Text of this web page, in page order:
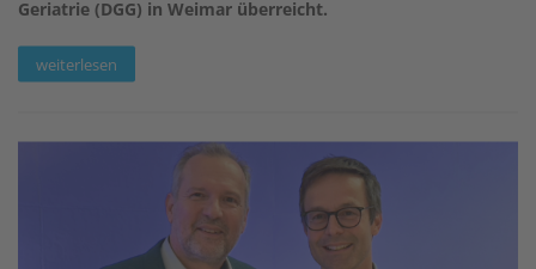
Geriatrie (DGG) in Weimar überreicht.
weiterlesen